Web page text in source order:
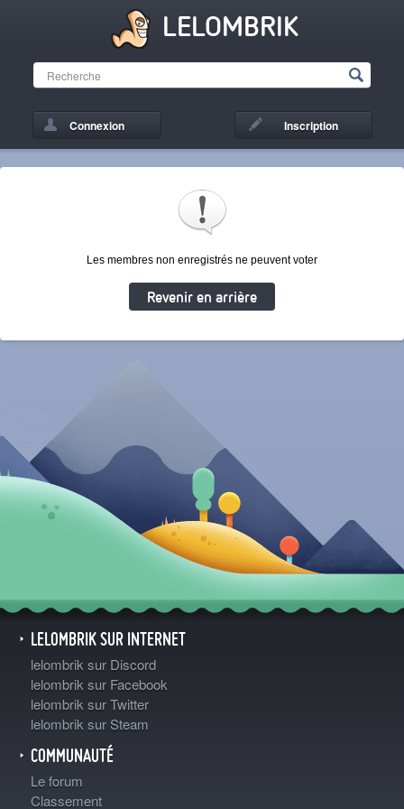
LELOMBRIK
Connexion Inscription
Les membres non enregistrés ne peuvent voter
Revenir en arrière
LELOMBRIK SUR INTERNET
lelombrik sur Discord
lelombrik sur Facebook
lelombrik sur Twitter
lelombrik sur Steam
COMMUNAUTÉ
Le forum
Classement